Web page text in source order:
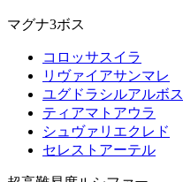
マグナ3ボス
コロッサスイラ
リヴァイアサンマレ
ユグドラシルアルボス
ティアマトアウラ
シュヴァリエクレド
セレストアーテル